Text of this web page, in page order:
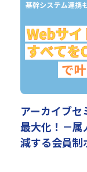
アーカイブセ
最大化！－属
減する会員制